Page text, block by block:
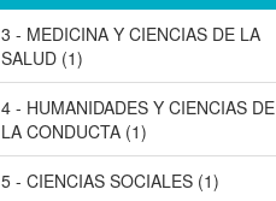
3 - MEDICINA Y CIENCIAS DE LA
SALUD (1)
4 - HUMANIDADES Y CIENCIAS DE
LA CONDUCTA (1)
5 - CIENCIAS SOCIALES (1)